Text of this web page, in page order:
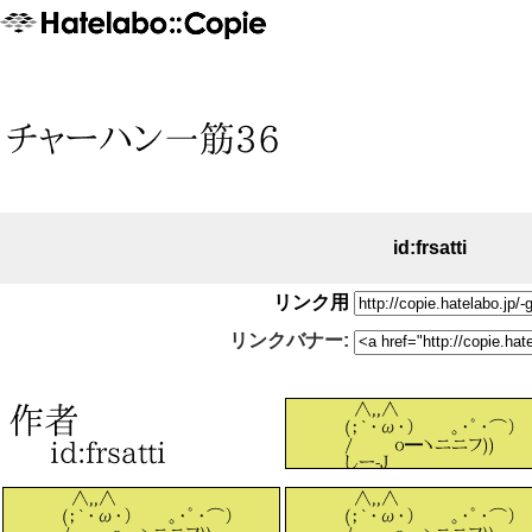
id:frsatti
リンク用
リンクバナー: